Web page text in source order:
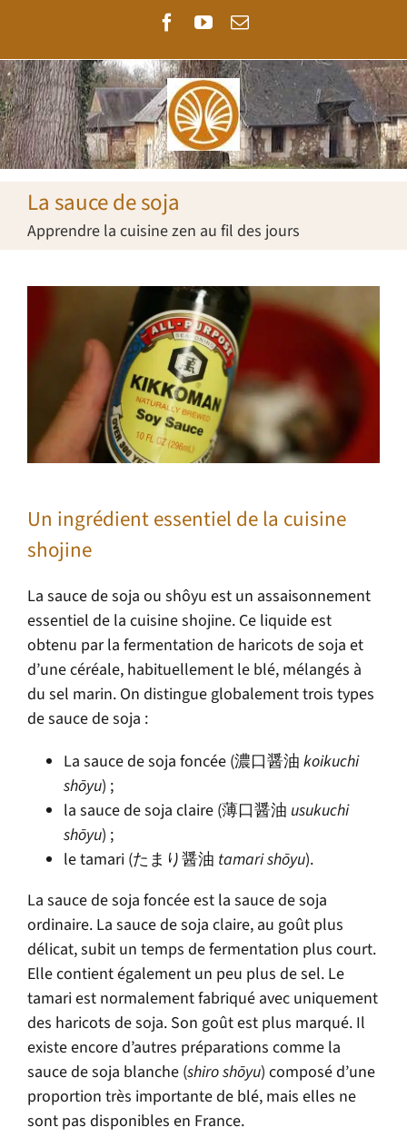
contenu
Facebook
YouTube
Email
La sauce de soja
Apprendre la cuisine zen au fil des jours
agrandie
Un ingrédient essentiel de la cuisine
shojine
La sauce de soja ou shôyu est un assaisonnement
essentiel de la cuisine shojine. Ce liquide est
obtenu par la fermentation de haricots de soja et
d’une céréale, habituellement le blé, mélangés à
du sel marin. On distingue globalement trois types
de sauce de soja :
La sauce de soja foncée (濃口醤油 koikuchi
shōyu) ;
la sauce de soja claire (薄口醤油 usukuchi
shōyu) ;
le tamari (たまり醤油 tamari shōyu).
La sauce de soja foncée est la sauce de soja
ordinaire. La sauce de soja claire, au goût plus
délicat, subit un temps de fermentation plus court.
Elle contient également un peu plus de sel. Le
tamari est normalement fabriqué avec uniquement
des haricots de soja. Son goût est plus marqué. Il
existe encore d’autres préparations comme la
sauce de soja blanche (shiro shōyu) composé d’une
proportion très importante de blé, mais elles ne
sont pas disponibles en France.